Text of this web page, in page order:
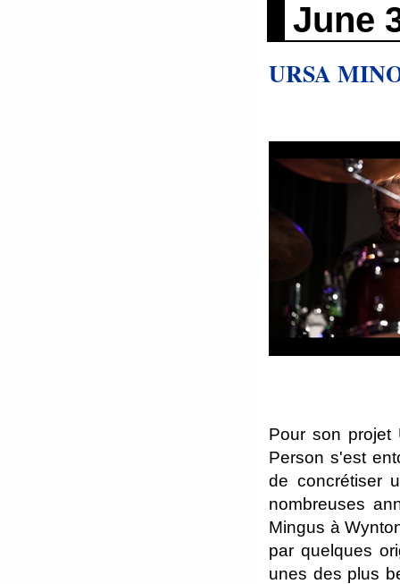
June
URSA
Pour son projet
Person s'est
de concrétiser
nombreuses
Mingus à
par quelques
unes des plus